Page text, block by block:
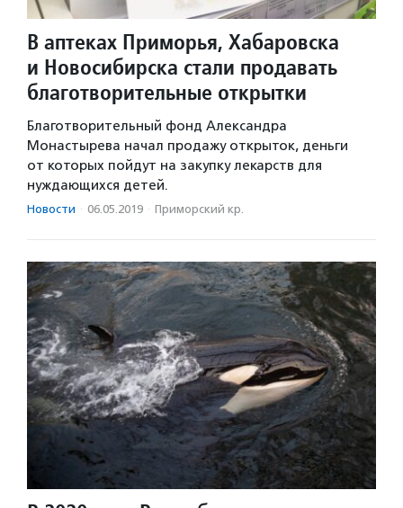
В аптеках Приморья, Хабаровска
и Новосибирска стали продавать
благотворительные открытки
Благотворительный фонд Александра
Монастырева начал продажу открыток, деньги
от которых пойдут на закупку лекарств для
нуждающихся детей.
Новости · 06.05.2019 · Приморский кр.